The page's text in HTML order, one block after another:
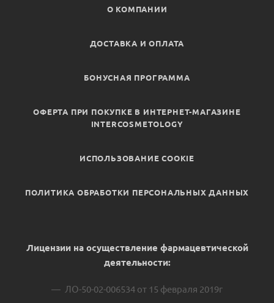
О КОМПАНИИ
ДОСТАВКА И ОПЛАТА
БОНУСНАЯ ПРОГРАММА
ОФЕРТА ПРИ ПОКУПКЕ В ИНТЕРНЕТ-МАГАЗИНЕ
INTERCOSMETOLOGY
ИСПОЛЬЗОВАНИЕ COOKIE
ПОЛИТИКА ОБРАБОТКИ ПЕРСОНАЛЬНЫХ ДАННЫХ
Лицензии на осуществление фармацевтической
деятельности:
ЛО-50-02-006534 от 15 февраля 2019г